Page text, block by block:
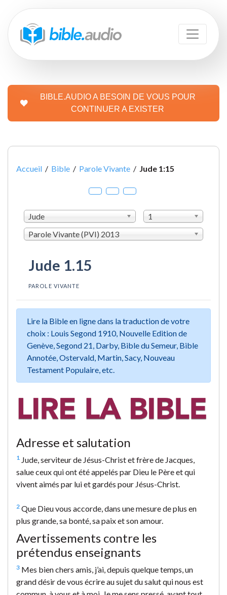
BIBLE.AUDIO A BESOIN DE VOUS POUR
CONTINUER A EXISTER
Accueil / Bible / Parole Vivante / Jude 1:15
Jude
1
Parole Vivante (PVI) 2013
Jude 1.15
PAROLE VIVANTE
Lire la Bible en ligne dans la traduction de votre
choix : Louis Segond 1910, Nouvelle Edition de
Genève, Segond 21, Darby, Bible du Semeur, Bible
Annotée, Ostervald, Martin, Sacy, Nouveau
Testament Populaire, etc.
Adresse et salutation
1 Jude, serviteur de Jésus-Christ et frère de Jacques,
salue ceux qui ont été appelés par Dieu le Père et qui
vivent aimés par lui et gardés pour Jésus-Christ.
2 Que Dieu vous accorde, dans une mesure de plus en
plus grande, sa bonté, sa paix et son amour.
Avertissements contre les
prétendus enseignants
3 Mes bien chers amis, j’ai, depuis quelque temps, un
grand désir de vous écrire au sujet du salut qui nous est